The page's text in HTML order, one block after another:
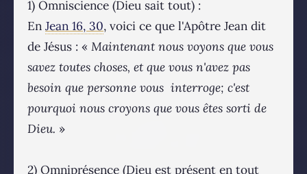
1) Omniscience (Dieu sait tout) :
En Jean 16, 30, voici ce que l'Apôtre Jean dit
de Jésus : « Maintenant nous voyons que vous
savez toutes choses, et que vous n'avez pas
besoin que personne vous interroge; c'est
pourquoi nous croyons que vous êtes sorti de
Dieu. »
2) Omniprésence (Dieu est présent en tout